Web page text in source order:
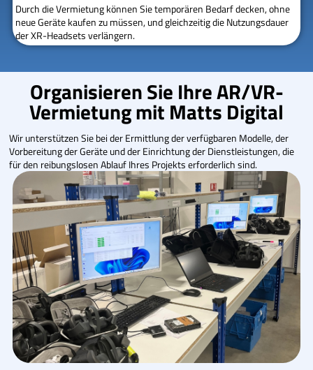
Durch die Vermietung können Sie temporären Bedarf decken, ohne
neue Geräte kaufen zu müssen, und gleichzeitig die Nutzungsdauer
der XR-Headsets verlängern.
Organisieren Sie Ihre AR/VR-
Vermietung mit Matts Digital
Wir unterstützen Sie bei der Ermittlung der verfügbaren Modelle, der
Vorbereitung der Geräte und der Einrichtung der Dienstleistungen, die
für den reibungslosen Ablauf Ihres Projekts erforderlich sind.